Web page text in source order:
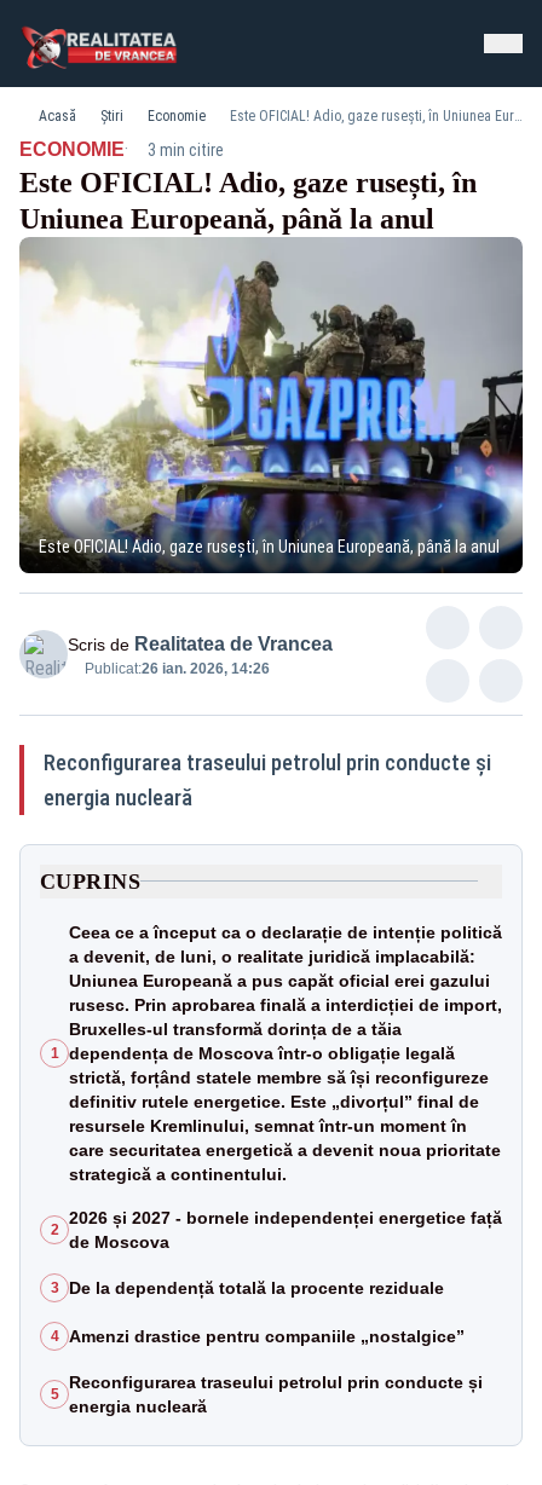
Acasă Știri Economie Este OFICIAL! Adio, gaze rusești, în Uniunea Europeană, până la anul
ECONOMIE· 3 min citire
Este OFICIAL! Adio, gaze rusești, în
Uniunea Europeană, până la anul
Este OFICIAL! Adio, gaze rusești, în Uniunea Europeană, până la anul
Scris de Realitatea de Vrancea
Publicat:26 ian. 2026, 14:26
Reconfigurarea traseului petrolul prin conducte și
energia nucleară
CUPRINS
1
Ceea ce a început ca o declarație de intenție politică
a devenit, de luni, o realitate juridică implacabilă:
Uniunea Europeană a pus capăt oficial erei gazului
rusesc. Prin aprobarea finală a interdicției de import,
Bruxelles-ul transformă dorința de a tăia
dependența de Moscova într-o obligație legală
strictă, forțând statele membre să își reconfigureze
definitiv rutele energetice. Este „divorțul” final de
resursele Kremlinului, semnat într-un moment în
care securitatea energetică a devenit noua prioritate
strategică a continentului.
2
2026 și 2027 - bornele independenței energetice față
de Moscova
3 De la dependență totală la procente reziduale
4 Amenzi drastice pentru companiile „nostalgice”
5
Reconfigurarea traseului petrolul prin conducte și
energia nucleară